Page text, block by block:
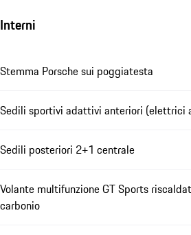
Interni
Stemma Porsche sui poggiatesta
Sedili sportivi adattivi anteriori (elettrici
Sedili posteriori 2+1 centrale
Volante multifunzione GT Sports
carbonio